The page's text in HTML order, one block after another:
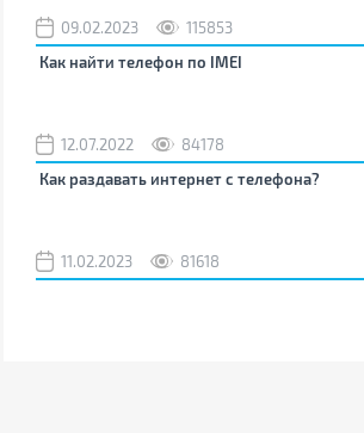
09.02.2023
115853
Как найти телефон по IMEI
12.07.2022
84178
Как раздавать интернет с телефона?
11.02.2023 81618